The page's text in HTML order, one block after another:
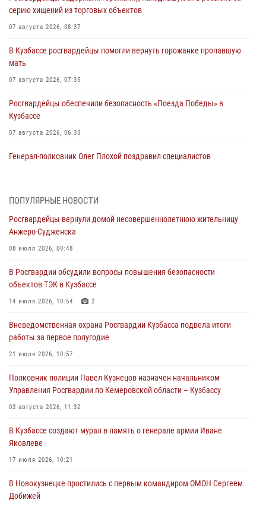
серию хищений из торговых объектов
07 августа 2026, 08:37
В Кузбассе росгвардейцы помогли вернуть горожанке пропавшую
мать
07 августа 2026, 07:35
Росгвардейцы обеспечили безопасность «Поезда Победы» в
Кузбассе
07 августа 2026, 06:33
Генерал-полковник Олег Плохой поздравил специалистов
07 августа 2026, 05:32
С 1 сентября 2026 года вступает в силу новый федеральный закон о
частной охранной деятельности
06 августа 2026, 10:19
Росгвардейцы задержали предполагаемого виновника причинения
ножевого ранения кемеровчанину
06 августа 2026, 09:18
Росгвардейцы задержали мужчину, повредившего имущество
горожанки
06 августа 2026, 08:17
Росгвардейцы пресекли противоправные действия и защитили
новокузнечанку от агрессивного знакомого
06 августа 2026, 07:16
ПОПУЛЯРНЫЕ НОВОСТИ
Росгвардейцы вернули домой несовершеннолетнюю жительницу
Анжеро-Судженска
08 июля 2026, 09:48
В Росгвардии обсудили вопросы повышения безопасности
объектов ТЭК в Кузбассе
14 июля 2026, 10:54 2
Вневедомственная охрана Росгвардии Кузбасса подвела итоги
работы за первое полугодие
21 июля 2026, 10:57
Полковник полиции Павел Кузнецов назначен начальником
Управления Росгвардии по Кемеровской области – Кузбассу
03 августа 2026, 11:32
В Кузбассе создают мурал в память о генерале армии Иване
Яковлеве
17 июля 2026, 10:21
В Новокузнецке простились с первым командиром ОМОН Сергеем
Добижей